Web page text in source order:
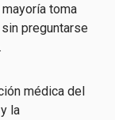
toma
preguntarse
médica del
la